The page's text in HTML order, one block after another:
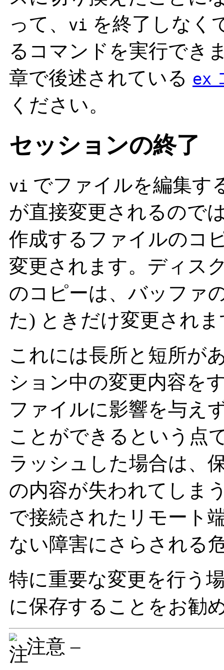
って、
vi を終了しなく
るコマンドを実行でき
章で後述されている ex
ください。
セッションの終了
vi でファイルを編集す
が直接変更されるので
作成するファイルのコ
変更されます。ディス
のコピーは、バッファ
た) ときだけ変更され
これには長所と短所が
ション中の変更内容を
ファイルに影響を与え
ことができるという点
ラッシュした場合は、
の内容が失われてしま
で接続されたリモート
ない障害にさらされる
特に重要な変更を行う
に保存することをお勧
注意 –